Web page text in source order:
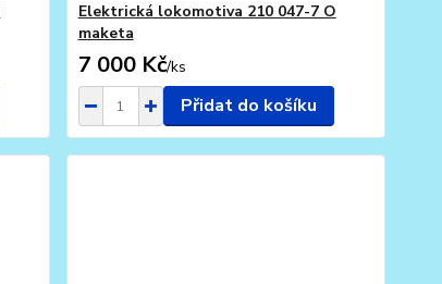
Elektrická lokomotiva 210 047-7 O
maketa
7 000 Kč/ks
Přidat do košíku